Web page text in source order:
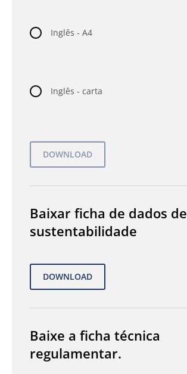
Inglês - A4
Inglês - carta
Baixar ficha de dados de
sustentabilidade
Baixe a ficha técnica
regulamentar.